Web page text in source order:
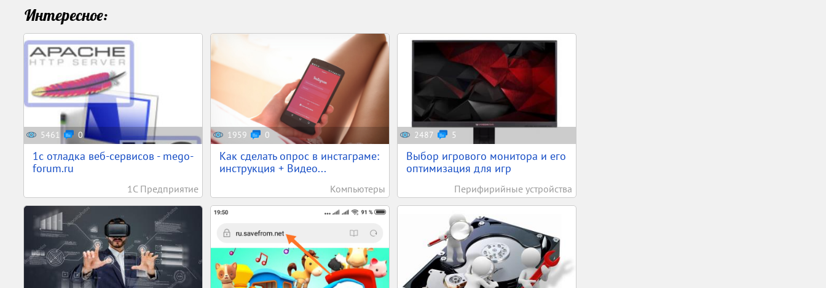
Интересное:
5461 0
1c отладка веб-сервисов - mego-
forum.ru
1С Предприятие
1959 0
Как сделать опрос в инстаграме:
инструкция + Видео...
Компьютеры
2487 5
Выбор игрового монитора и его
оптимизация для игр
Перифирийные устройства